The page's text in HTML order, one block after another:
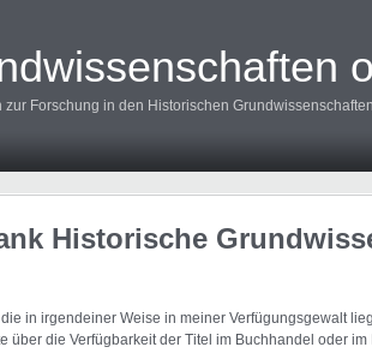
zur Forschung in den Historischen Grundwissenschaften
Historische
in irgendeiner Weise in meiner Verfügungsgewalt
über die Verfügbarkeit der Titel im Buchhandel oder